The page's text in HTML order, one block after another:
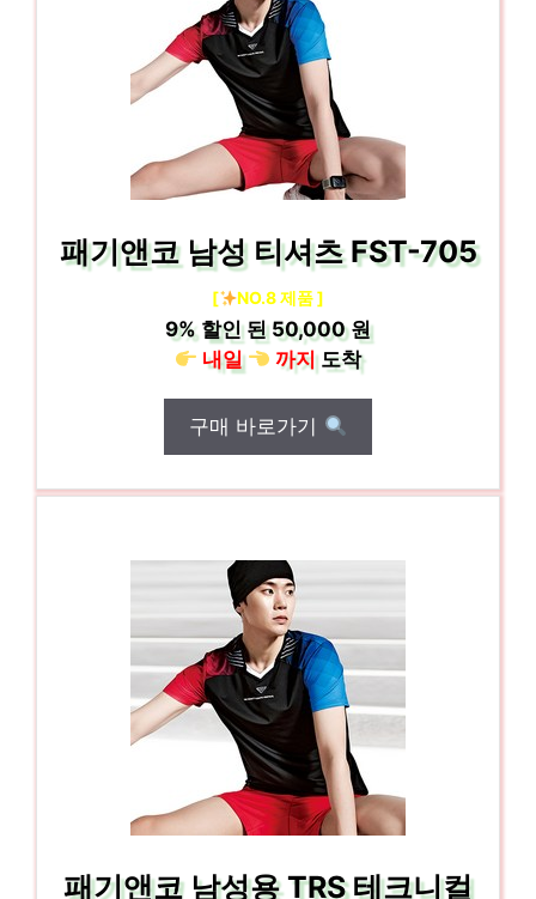
패기앤코 남성 티셔츠 FST-705
[ NO.8 제품 ]
9%할인 된50,000 원
내일
까지도착
구매 바로가기
패기앤코 남성용 TRS 테크니컬